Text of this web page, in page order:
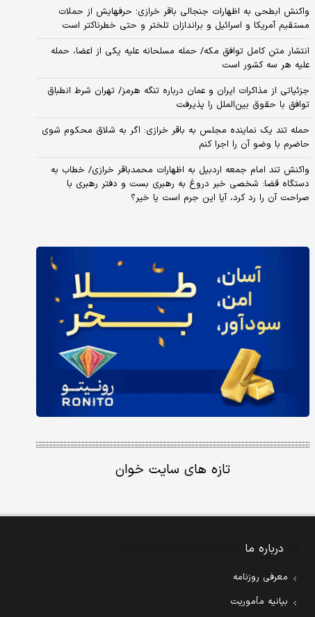
واکنش ابطحی به اظهارات جنجالی باقر خرازی؛ حرفهایش از حملات
مستقیم آمریکا و اسرائیل و براندازان تلختر و حتی خطرناکتر است
انتشار متن کامل توافق مکه/ حمله مسلحانه علیه یکی از اعضا، حمله
علیه هر سه کشور است
جزئیاتی از مذاکرات ایران و عمان درباره تنگه هرمز/ تهران شرط انطباق
توافق با حقوق بین‌الملل را پذیرفت
حمله تند یک نماینده مجلس به باقر خرازی: اگر به شلاق محکوم شوی
حاضرم با وضو آن را اجرا کنم
واکنش تند امام جمعه اردبیل به اظهارات محمدباقر خرازی/ خطاب به
دستگاه قضا: شخصی خبر دروغ به رهبری بست و دفتر رهبری با
صراحت آن را رد کرد، آیا این جرم است یا خیر؟
تازه های سایت خوان
درباره ما
معرفی روزنامه
بیانیه مأموریت